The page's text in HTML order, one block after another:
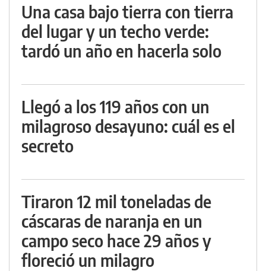
Una casa bajo tierra con tierra
del lugar y un techo verde:
tardó un año en hacerla solo
Llegó a los 119 años con un
milagroso desayuno: cuál es el
secreto
Tiraron 12 mil toneladas de
cáscaras de naranja en un
campo seco hace 29 años y
floreció un milagro